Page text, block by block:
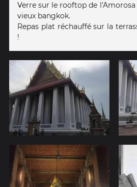
Verre sur le rooftop de
vieux bangkok.
Repas plat réchauffé sur la
!